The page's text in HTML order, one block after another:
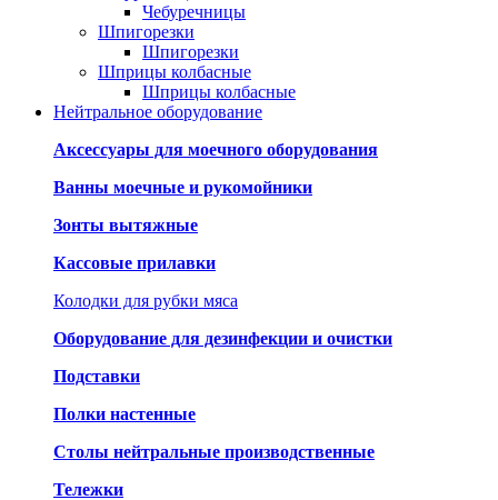
Чебуречницы
Шпигорезки
Шпигорезки
Шприцы колбасные
Шприцы колбасные
Нейтральное оборудование
Аксессуары для моечного оборудования
Ванны моечные и рукомойники
Зонты вытяжные
Кассовые прилавки
Колодки для рубки мяса
Оборудование для дезинфекции и очистки
Подставки
Полки настенные
Столы нейтральные производственные
Тележки